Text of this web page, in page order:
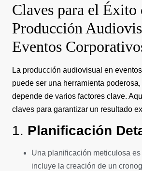
Claves para el Éxito
Producción
Eventos
La producción audiovisual en
puede ser una herramienta
depende de varios factores clave.
claves para garantizar un resultado
1. Planificación
Una planificación meticulosa
incluye la creación de un